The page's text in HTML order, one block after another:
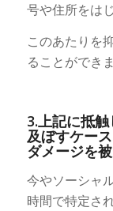
号や住所をは
このあたりを
ることができま
3.上記に抵
及ぼすケー
ダメージを
今やソーシャ
時間で特定さ